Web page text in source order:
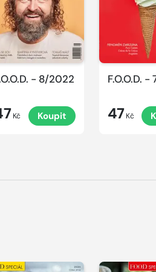
- 8/2022
Kč Koupit
F.O.O.D.
47 Kč